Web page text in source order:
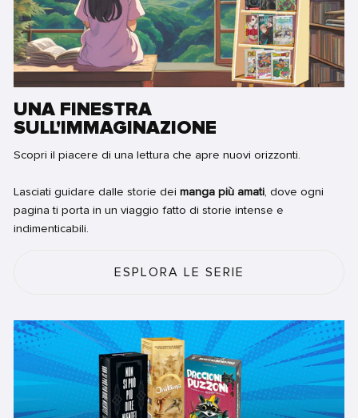
UNA FINESTRA
SULL'IMMAGINAZIONE
Scopri il piacere di una lettura che apre nuovi orizzonti.
Lasciati guidare dalle storie dei manga più amati, dove ogni
pagina ti porta in un viaggio fatto di storie intense e
indimenticabili.
ESPLORA LE SERIE